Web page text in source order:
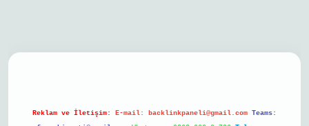
Reklam ve İletişim: E-mail: backlinkpaneli@gmail.com Teams: